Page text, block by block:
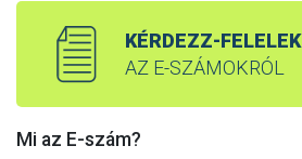
KÉRDEZZ-FELELEK
AZ E-SZÁMOKRÓL
Mi az E-szám?